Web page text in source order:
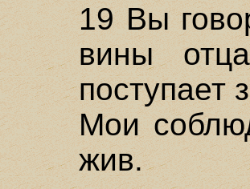
19 Вы
вины
поступает
Мои
жив.